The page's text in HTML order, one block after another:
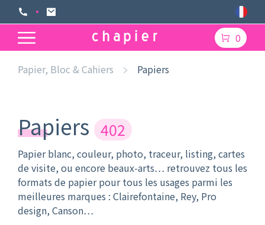
0
Papier, Bloc & Cahiers Papiers
Papiers 402
Papier blanc, couleur, photo, traceur, listing, cartes
de visite, ou encore beaux-arts… retrouvez tous les
formats de papier pour tous les usages parmi les
meilleures marques : Clairefontaine, Rey, Pro
design, Canson…